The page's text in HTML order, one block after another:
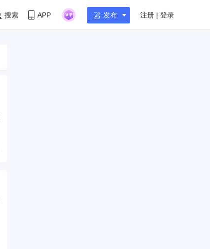
搜索 APP 发布 注册 | 登录